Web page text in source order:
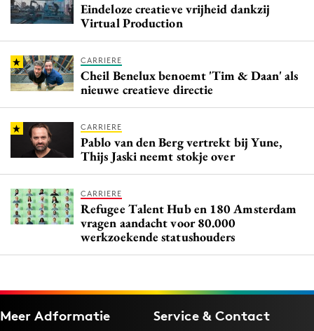
Eindeloze creatieve vrijheid dankzij
Virtual Production
CARRIERE
Cheil Benelux benoemt 'Tim & Daan' als
nieuwe creatieve directie
CARRIERE
Pablo van den Berg vertrekt bij Yune,
Thijs Jaski neemt stokje over
CARRIERE
Refugee Talent Hub en 180 Amsterdam
vragen aandacht voor 80.000
werkzoekende statushouders
Meer Adformatie Service & Contact